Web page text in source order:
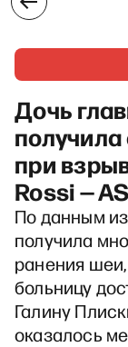
Дочь
при
Rossi —
По данным
получила
ранения
больницу
Галину
оказалось